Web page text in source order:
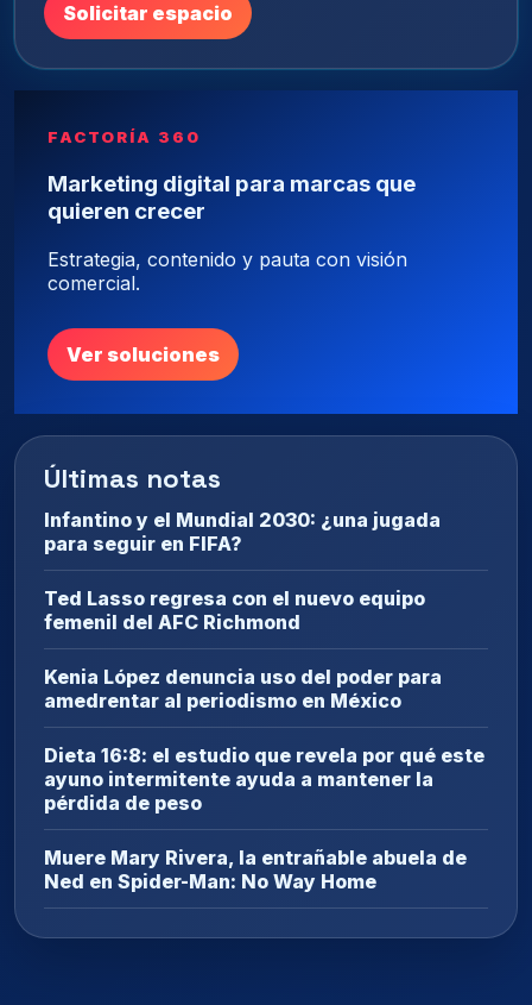
Solicitar espacio
FACTORÍA 360
Marketing digital para marcas que
quieren crecer
Estrategia, contenido y pauta con visión
comercial.
Ver soluciones
Últimas notas
Infantino y el Mundial 2030: ¿una jugada
para seguir en FIFA?
Ted Lasso regresa con el nuevo equipo
femenil del AFC Richmond
Kenia López denuncia uso del poder para
amedrentar al periodismo en México
Dieta 16:8: el estudio que revela por qué este
ayuno intermitente ayuda a mantener la
pérdida de peso
Muere Mary Rivera, la entrañable abuela de
Ned en Spider-Man: No Way Home